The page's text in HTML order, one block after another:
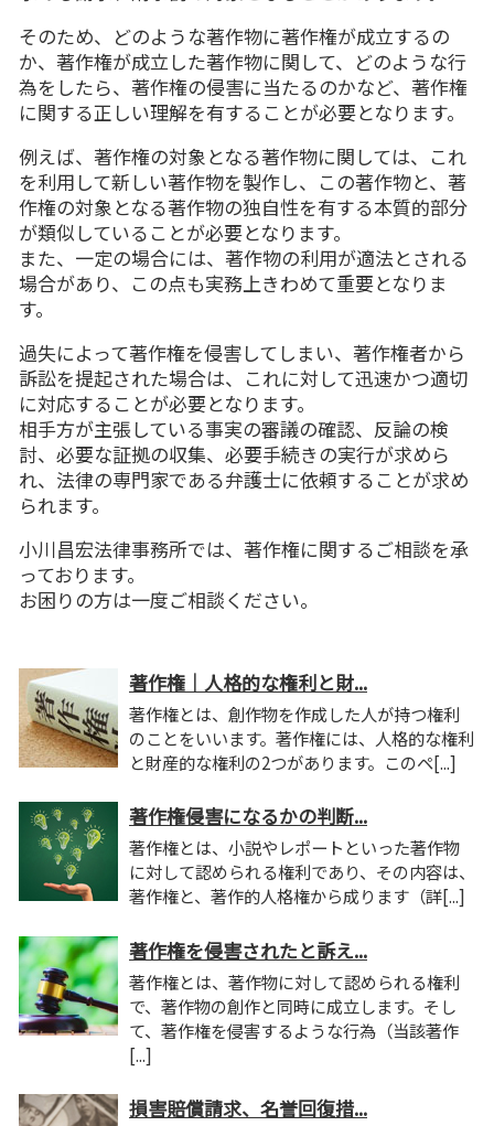
そのため、どのような著作物に著作権が成立するの
か、著作権が成立した著作物に関して、どのような行
為をしたら、著作権の侵害に当たるのかなど、著作権
に関する正しい理解を有することが必要となります。
例えば、著作権の対象となる著作物に関しては、これ
を利用して新しい著作物を製作し、この著作物と、著
作権の対象となる著作物の独自性を有する本質的部分
が類似していることが必要となります。
また、一定の場合には、著作物の利用が適法とされる
場合があり、この点も実務上きわめて重要となりま
す。
過失によって著作権を侵害してしまい、著作権者から
訴訟を提起された場合は、これに対して迅速かつ適切
に対応することが必要となります。
相手方が主張している事実の審議の確認、反論の検
討、必要な証拠の収集、必要手続きの実行が求めら
れ、法律の専門家である弁護士に依頼することが求め
られます。
小川昌宏法律事務所では、著作権に関するご相談を承
っております。
お困りの方は一度ご相談ください。
著作権｜人格的な権利と財...
著作権とは、創作物を作成した人が持つ権利
のことをいいます。著作権には、人格的な権利
と財産的な権利の2つがあります。このペ[...]
著作権侵害になるかの判断...
著作権とは、小説やレポートといった著作物
に対して認められる権利であり、その内容は、
著作権と、著作的人格権から成ります（詳[...]
著作権を侵害されたと訴え...
著作権とは、著作物に対して認められる権利
で、著作物の創作と同時に成立します。そし
て、著作権を侵害するような行為（当該著作
[...]
損害賠償請求、名誉回復措...